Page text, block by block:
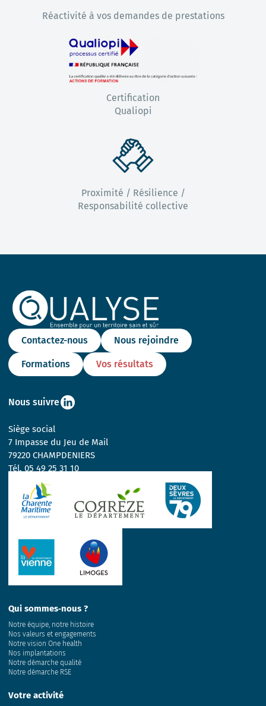
Réactivité à vos demandes de prestations
Certification
Qualiopi
Proximité / Résilience /
Responsabilité collective
Contactez-nous Nous rejoindre
Formations Vos résultats
Nous suivre
Siège social
7 Impasse du Jeu de Mail
79220 CHAMPDENIERS
Tél. 05 49 25 31 10
Qui sommes‑nous ?
Notre équipe, notre histoire
Nos valeurs et engagements
Notre vision One health
Nos implantations
Notre démarche qualité
Notre démarche RSE
Votre activité